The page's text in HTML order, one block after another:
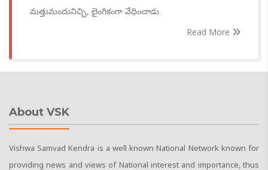
మత్తుమందునిచ్చి, లైంగికంగా వేధించాడు.
Read More
About VSK
Vishwa Samvad Kendra is a well known National Network known for
providing news and views of National interest and importance, thus